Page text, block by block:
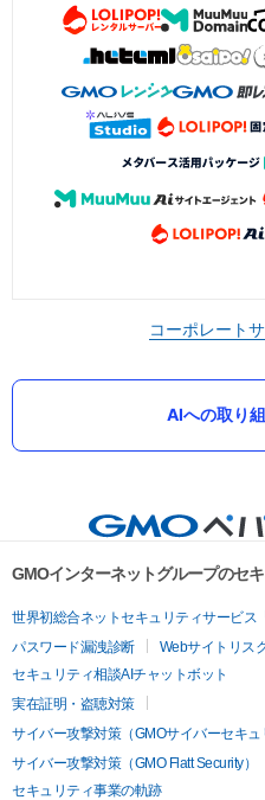
コーポレート
AIへの取り
GMOインターネットグループのセ
世界初総合ネットセキュリティサービス
パスワード漏洩診断
Webサイトリス
セキュリティ相談AIチャットボット
実在証明・盗聴対策
サイバー攻撃対策（GMOサイバーセキュ
サイバー攻撃対策（GMO Flatt Security）
セキュリティ事業の軌跡